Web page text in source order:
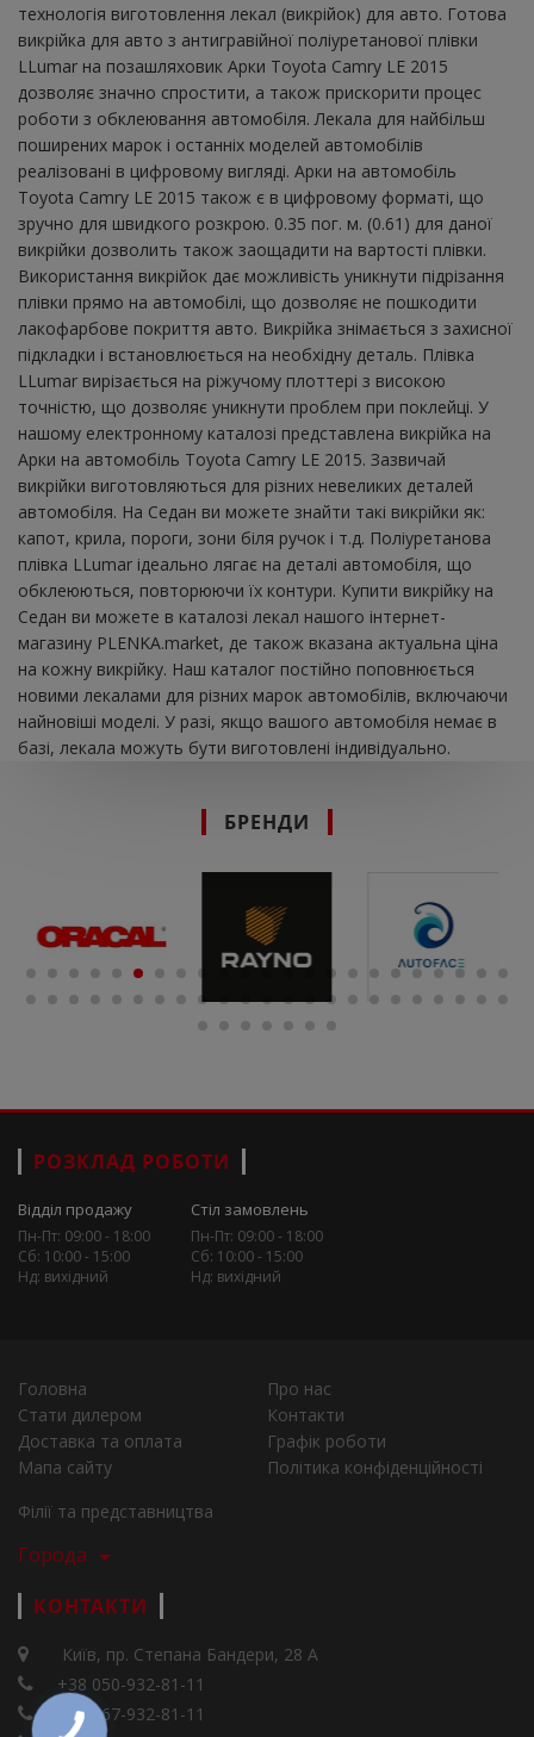
технологія виготовлення лекал (викрійок) для авто. Готова
викрійка для авто з антигравійної поліуретанової плівки
LLumar на позашляховик Арки Toyota Camry LE 2015
дозволяє значно спростити, а також прискорити процес
роботи з обклеювання автомобіля. Лекала для найбільш
поширених марок і останніх моделей автомобілів
реалізовані в цифровому вигляді. Арки на автомобіль
Toyota Camry LE 2015 також є в цифровому форматі, що
зручно для швидкого розкрою. 0.35 пог. м. (0.61) для даної
викрійки дозволить також заощадити на вартості плівки.
Використання викрійок дає можливість уникнути підрізання
плівки прямо на автомобілі, що дозволяє не пошкодити
лакофарбове покриття авто. Викрійка знімається з захисної
підкладки і встановлюється на необхідну деталь. Плівка
LLumar вирізається на ріжучому плоттері з високою
точністю, що дозволяє уникнути проблем при поклейці. У
нашому електронному каталозі представлена ​​викрійка на
Арки на автомобіль Toyota Camry LE 2015. Зазвичай
викрійки виготовляються для різних невеликих деталей
автомобіля. На Седан ви можете знайти такі викрійки як:
капот, крила, пороги, зони біля ручок і т.д. Поліуретанова
плівка LLumar ідеально лягає на деталі автомобіля, що
обклеюються, повторюючи їх контури. Купити викрійку на
Седан ви можете в каталозі лекал нашого інтернет-
магазину PLENKA.market, де також вказана актуальна ціна
на кожну викрійку. Наш каталог постійно поповнюється
новими лекалами для різних марок автомобілів, включаючи
найновіші моделі. У разі, якщо вашого автомобіля немає в
базі, лекала можуть бути виготовлені індивідуально.
БРЕНДИ
РОЗКЛАД РОБОТИ
Відділ продажу
Пн-Пт: 09:00 - 18:00
Сб: 10:00 - 15:00
Нд: вихідний
Стіл замовлень
Пн-Пт: 09:00 - 18:00
Сб: 10:00 - 15:00
Нд: вихідний
Головна
Про нас
Стати дилером
Контакти
Доставка та оплата
Графік роботи
Мапа сайту
Політика конфіденційності
Філії та представництва
Города
КОНТАКТИ
Київ, пр. Степана Бандери, 28 А
+38 050-932-81-11
+38 067-932-81-11